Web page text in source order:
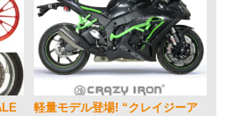
軽量モデル登場! “クレイジーア